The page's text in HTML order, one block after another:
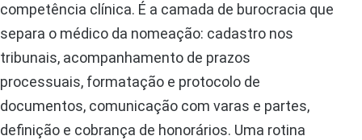
competência clínica. É a camada de burocracia que
separa o médico da nomeação: cadastro nos
tribunais, acompanhamento de prazos
processuais, formatação e protocolo de
documentos, comunicação com varas e partes,
definição e cobrança de honorários. Uma rotina